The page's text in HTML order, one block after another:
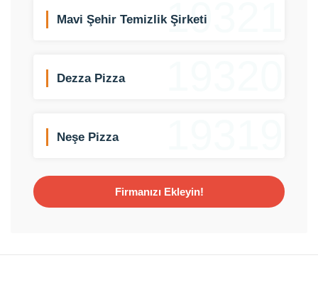
19321
Mavi Şehir Temizlik Şirketi
Dezza Pizza
Neşe Pizza
Firmanızı Ekleyin!